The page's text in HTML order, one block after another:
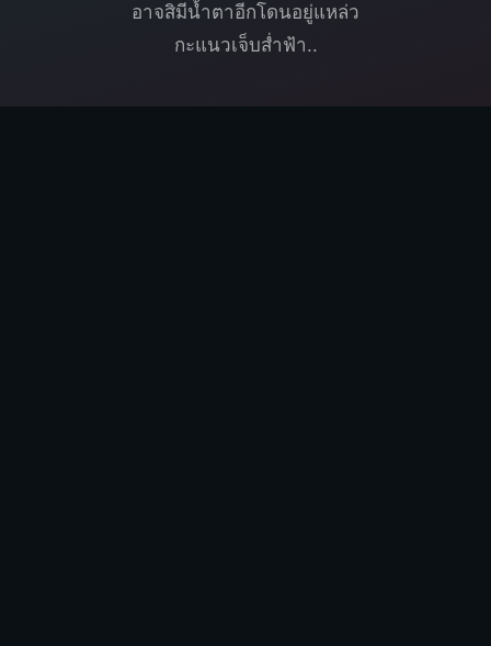
อาจสิมีน้ำตาอีกโดนอยู่แหล่ว
กะแนวเจ็บส่ำฟ้า..